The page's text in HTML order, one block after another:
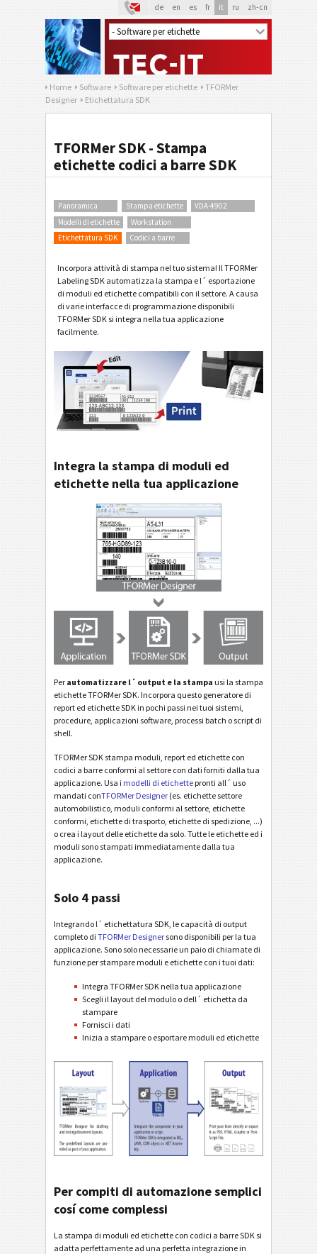
de en es fr it ru zh-cn
Home Software Software per etichette
TFORMer
Designer
Etichettatura SDK
TFORMer SDK - Stampa
etichette codici a barre SDK
Panoramica Stampa etichette
VDA-4902
Modelli di etichette
Workstation
Etichettatura SDK
Codici a barre
Incorpora attività di stampa nel tuo sistema! Il TFORMer
Labeling SDK automatizza la stampa e l´ esportazione
di moduli ed etichette compatibili con il settore. A causa
di varie interfacce di programmazione disponibili
TFORMer SDK si integra nella tua applicazione
facilmente.
Integra la stampa di moduli ed
etichette nella tua applicazione
Per automatizzare l´ output e la stampa usi la stampa
etichette TFORMer SDK. Incorpora questo generatore di
report ed etichette SDK in pochi passi nei tuoi sistemi,
procedure, applicazioni software, processi batch o script di
shell.
TFORMer SDK stampa moduli, report ed etichette con
codici a barre conformi al settore con dati forniti dalla tua
applicazione. Usa i modelli di etichette pronti all´ uso
mandati conTFORMer Designer (es. etichette settore
automobilistico, moduli conformi al settore, etichette
conformi, etichette di trasporto, etichette di spedizione, ...)
o crea i layout delle etichette da solo. Tutte le etichette ed i
moduli sono stampati immediatamente dalla tua
applicazione.
Solo 4 passi
Integrando l´ etichettatura SDK, le capacità di output
completo di TFORMer Designersono disponibili per la tua
applicazione. Sono solo necessarie un paio di chiamate di
funzione per stampare moduli e etichette con i tuoi dati:
Integra TFORMer SDK nella tua applicazione
Scegli il layout del modulo o dell´ etichetta da
stampare
Fornisci i dati
Inizia a stampare o esportare moduli ed etichette
Per compiti di automazione semplici
cosí come complessi
La stampa di moduli ed etichette con codici a barre SDK si
adatta perfettamente ad una perfetta integrazione in